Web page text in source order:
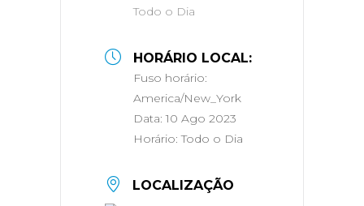
Todo o Dia
HORÁRIO LOCAL:
Fuso horário:
America/New_York
Data:10 Ago 2023
Horário:Todo o Dia
LOCALIZAÇÃO